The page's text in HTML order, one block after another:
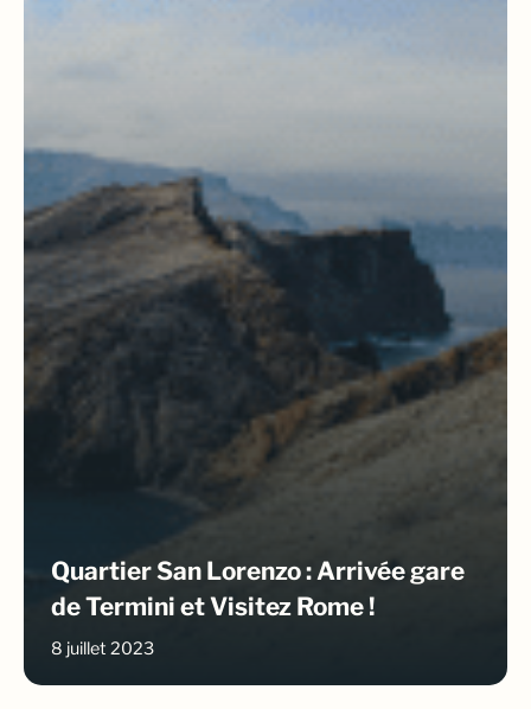
Quartier San Lorenzo : Arrivée gare
de Termini et Visitez Rome !
8 juillet 2023